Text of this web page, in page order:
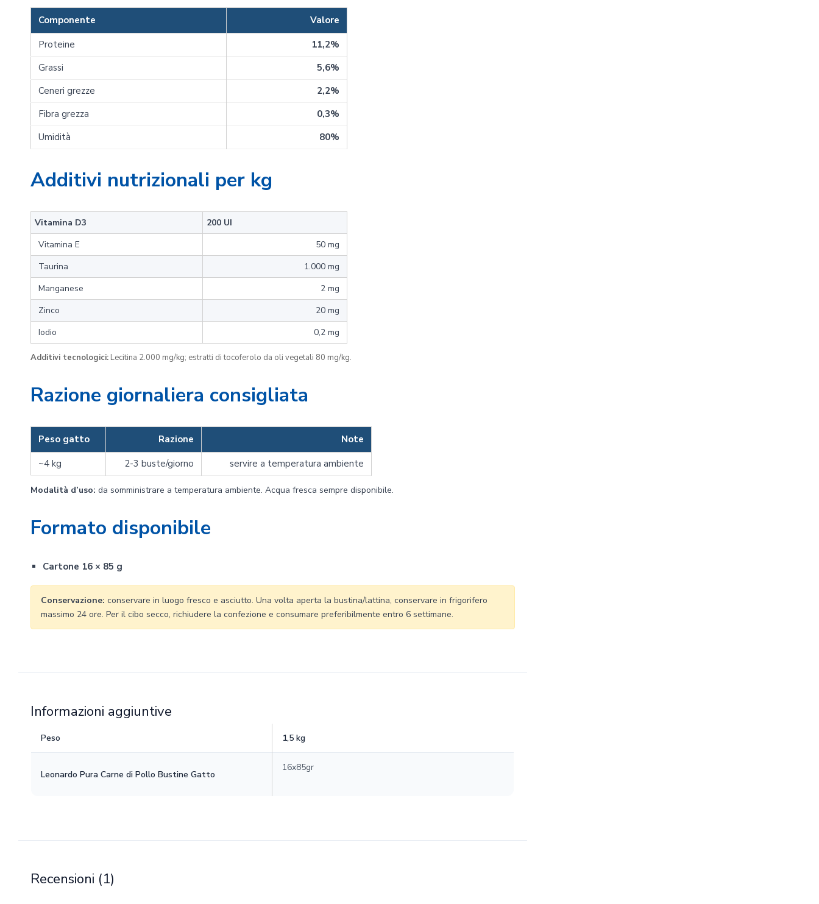
Componente
Valore
Proteine
11,2%
Grassi
5,6%
Ceneri grezze
2,2%
Fibra grezza
0,3%
Umidità
80%
Additivi nutrizionali per kg
Vitamina D3
200 UI
Vitamina E
50 mg
Taurina
1.000 mg
Manganese
2 mg
Zinco
20 mg
Iodio
0,2 mg
Additivi tecnologici: Lecitina 2.000 mg/kg; estratti di tocoferolo da oli vegetali 80 mg/kg.
Razione giornaliera consigliata
Peso gatto Razione
Note
~4 kg
2-3 buste/giorno servire a temperatura ambiente
Modalità d’uso: da somministrare a temperatura ambiente. Acqua fresca sempre disponibile.
Formato disponibile
Cartone 16 × 85 g
Conservazione: conservare in luogo fresco e asciutto. Una volta aperta la bustina/lattina, conservare in frigorifero
massimo 24 ore. Per il cibo secco, richiudere la confezione e consumare preferibilmente entro 6 settimane.
Informazioni aggiuntive
Peso 1,5 kg
Leonardo Pura Carne di Pollo Bustine Gatto
16x85gr
Recensioni (1)